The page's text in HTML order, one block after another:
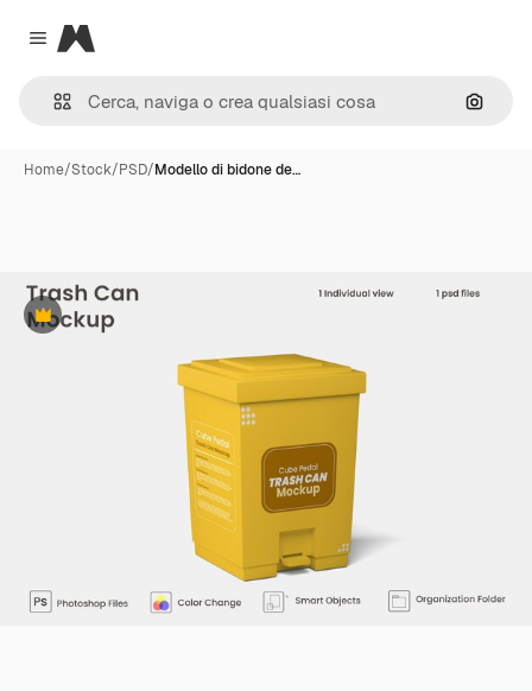
Close menu
Magnific
Cerca
Home/Stock/PSD/Modello di bidone de…
Premium